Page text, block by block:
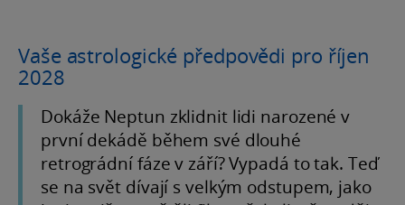
Vaše astrologické předpovědi pro říjen
2028
Dokáže Neptun zklidnit lidi narozené v
první dekádě během své dlouhé
retrográdní fáze v září? Vypadá to tak. Teď
se na svět dívají s velkým odstupem, jako